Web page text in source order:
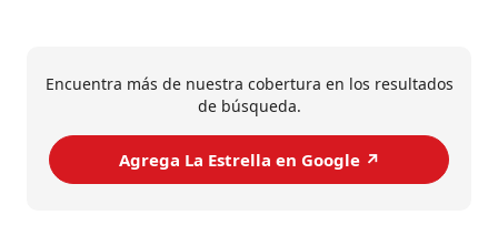
Encuentra más de nuestra cobertura en los resultados
de búsqueda.
Agrega La Estrella en Google ↗️